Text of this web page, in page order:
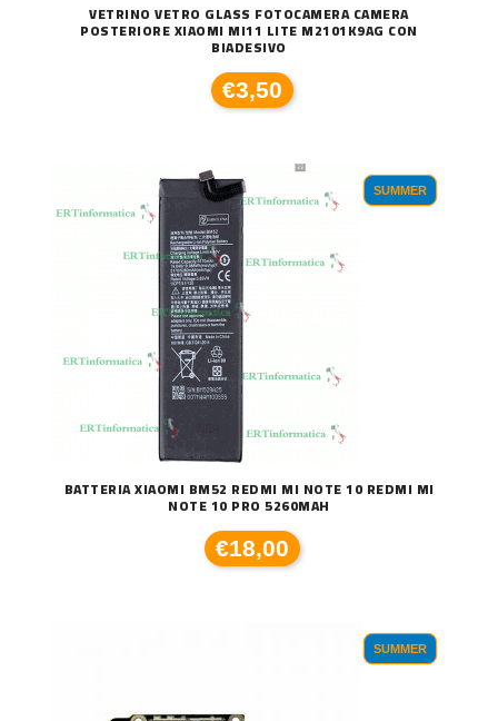
VETRINO VETRO GLASS FOTOCAMERA CAMERA
POSTERIORE XIAOMI MI11 LITE M2101K9AG CON
BIADESIVO
€3,50
SUMMER
BATTERIA XIAOMI BM52 REDMI MI NOTE 10 REDMI MI
NOTE 10 PRO 5260MAH
€18,00
SUMMER